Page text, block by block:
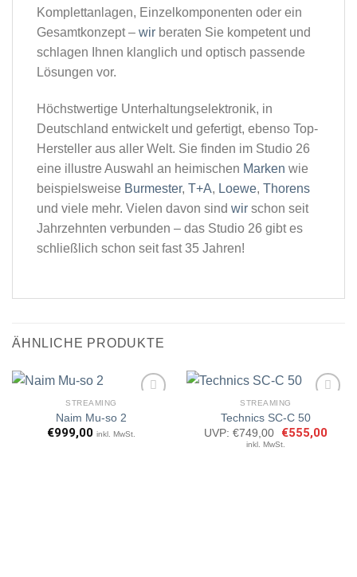
Komplettanlagen, Einzelkomponenten oder ein
Gesamtkonzept – wir beraten Sie kompetent und
schlagen Ihnen klanglich und optisch passende
Lösungen vor.
Höchstwertige Unterhaltungselektronik, in
Deutschland entwickelt und gefertigt, ebenso Top-
Hersteller aus aller Welt. Sie finden im Studio 26
eine illustre Auswahl an heimischen Marken wie
beispielsweise Burmester, T+A, Loewe, Thorens
und viele mehr. Vielen davon sind wir schon seit
Jahrzehnten verbunden – das Studio 26 gibt es
schließlich schon seit fast 35 Jahren!
ÄHNLICHE PRODUKTE
STREAMING
Naim Mu-so 2
€999,00 inkl. MwSt.
STREAMING
Technics SC-C 50
UVP: €749,00
Ursprünglicher
Preis
€555,00
inkl. MwSt.